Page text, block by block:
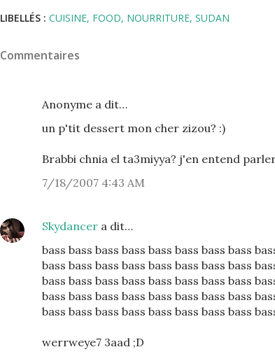
LIBELLÉS : CUISINE FOOD NOURRITURE SUDAN
Commentaires
Anonyme a dit…
un p'tit dessert mon cher zizou? :)
Brabbi chnia el ta3miyya? j'en entend
7/18/2007 4:43 AM
Skydancer a dit…
bass bass bass bass bass bass bass bass
bass bass bass bass bass bass bass bass
bass bass bass bass bass bass bass bass
bass bass bass bass bass bass bass bass
bass bass bass bass bass bass bass bass
werrweye7 3aad ;D